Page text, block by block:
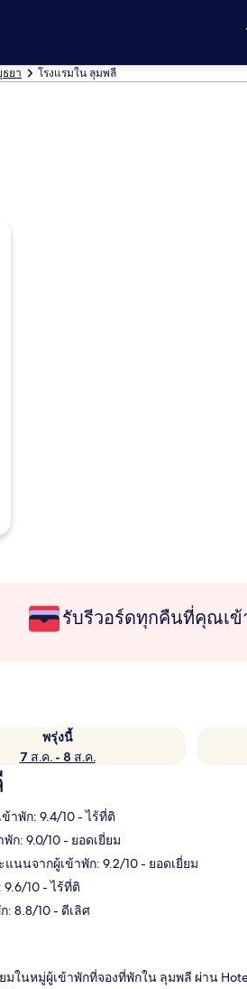
ธยา โรงแรมใน ลุมพลี
รับรีวอร์ดทุกคืนที่คุณเข้
พรุ่งนี้
7 ส.ค. - 8 ส.ค.
าพัก: 9.4/10 - ไร้ที่ติ
ก: 9.0/10 - ยอดเยี่ยม
นนจากผู้เข้าพัก: 9.2/10 - ยอดเยี่ยม
10 - ไร้ที่ติ
8.8/10 - ดีเลิศ
ในหมู่ผู้เข้าพักที่จองที่พักใน ลุมพลี ผ่าน